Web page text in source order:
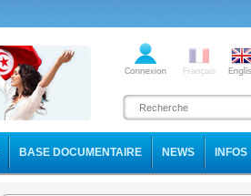
BASE DOCUMENTAIRE NEWS INFOS